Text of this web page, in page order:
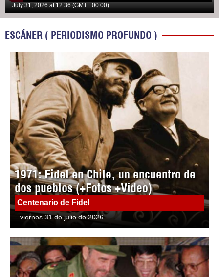
July 31, 2026 at 12:36 (GMT +00:00)
ESCÁNER ( PERIODISMO PROFUNDO )
1971: Fidel en Chile, un encuentro de
dos pueblos (+Fotos +Video)
Centenario de Fidel
viernes 31 de julio de 2026